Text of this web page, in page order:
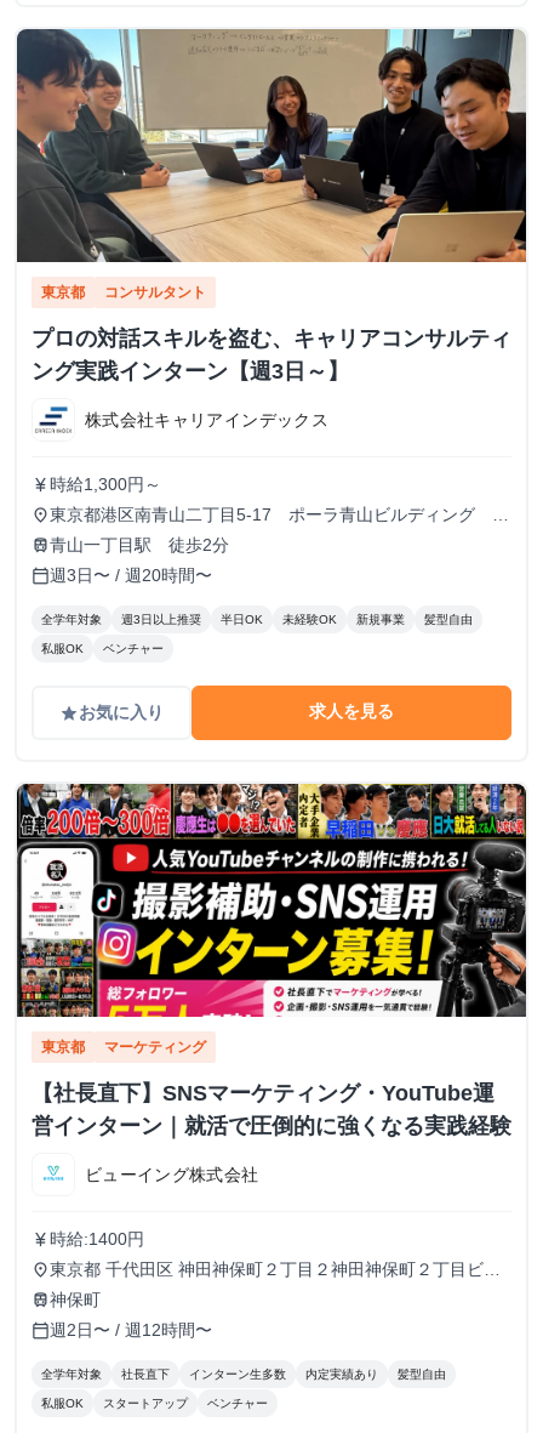
東京都 コンサルタント
プロの対話スキルを盗む、キャリアコンサルティ
ング実践インターン【週3日～】
株式会社キャリアインデックス
currency_yen 時給1,300円～
place東京都港区南青山二丁目5-17 ポーラ青山ビルディング
13F
train青山一丁目駅 徒歩2分
calendar_today週3日〜 / 週20時間〜
全学年対象 週3日以上推奨 半日OK 未経験OK 新規事業 髪型自由
私服OK ベンチャー
gradeお気に入り 求人を見る
東京都 マーケティング
【社長直下】SNSマーケティング・YouTube運
営インターン｜就活で圧倒的に強くなる実践経験
ビューイング株式会社
currency_yen 時給:1400円
place東京都 千代田区 神田神保町２丁目２神田神保町２丁目ビル
５０２号室
train神保町
calendar_today週2日〜 / 週12時間〜
全学年対象 社長直下 インターン生多数 内定実績あり 髪型自由
私服OK スタートアップ ベンチャー